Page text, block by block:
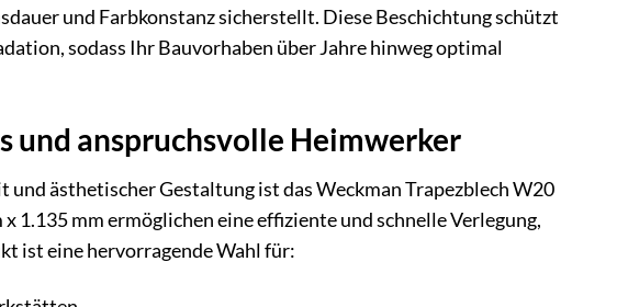
und Farbkonstanz sicherstellt. Diese Beschichtung schützt
sodass Ihr Bauvorhaben über Jahre hinweg optimal
anspruchsvolle Heimwerker
ästhetischer Gestaltung ist das Weckman Trapezblech W20
1.135 mm ermöglichen eine effiziente und schnelle Verlegung,
ist eine hervorragende Wahl für: